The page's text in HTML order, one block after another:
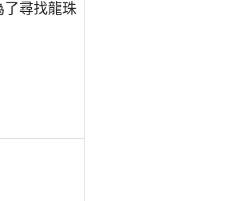
了尋找龍珠